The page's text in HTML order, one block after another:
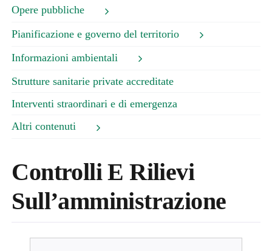
Opere pubbliche
Pianificazione e governo del territorio
Informazioni ambientali
Strutture sanitarie private accreditate
Interventi straordinari e di emergenza
Altri contenuti
Controlli E Rilievi
Sull’amministrazione